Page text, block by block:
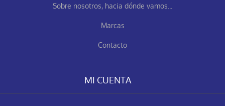
Sobre nosotros, hacia dónde vamos...
Marcas
Contacto
MI CUENTA